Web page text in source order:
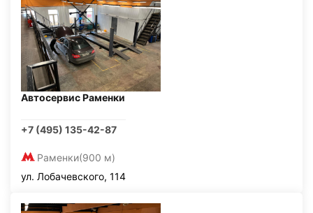
Автосервис Раменки
+7 (495) 135-42-87
Раменки(900 м)
ул. Лобачевского, 114